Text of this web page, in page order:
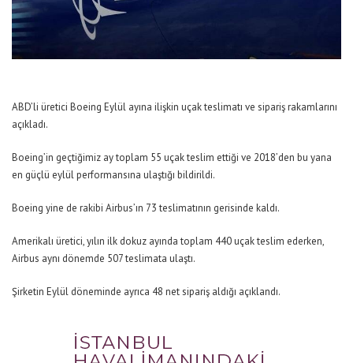
ABD’li üretici Boeing Eylül ayına ilişkin uçak teslimatı ve sipariş rakamlarını
açıkladı.
Boeing’in geçtiğimiz ay toplam 55 uçak teslim ettiği ve 2018’den bu yana
en güçlü eylül performansına ulaştığı bildirildi.
Boeing yine de rakibi Airbus’ın 73 teslimatının gerisinde kaldı.
Amerikalı üretici, yılın ilk dokuz ayında toplam 440 uçak teslim ederken,
Airbus aynı dönemde 507 teslimata ulaştı.
Şirketin Eylül döneminde ayrıca 48 net sipariş aldığı açıklandı.